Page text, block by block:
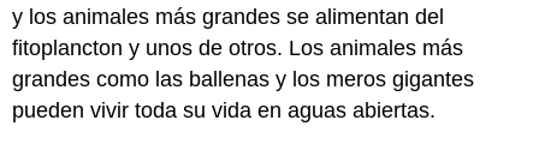
y los animales más grandes se alimentan del
fitoplancton y unos de otros. Los animales más
grandes como las ballenas y los meros gigantes
pueden vivir toda su vida en aguas abiertas.